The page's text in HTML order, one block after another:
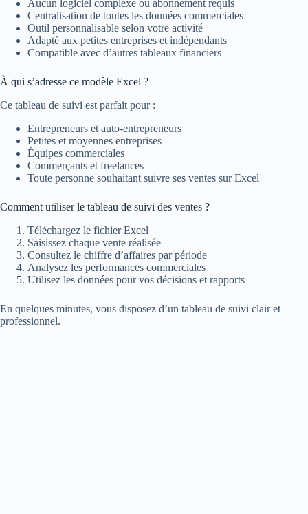
Aucun logiciel complexe ou abonnement requis
Centralisation de toutes les données commerciales
Outil personnalisable selon votre activité
Adapté aux petites entreprises et indépendants
Compatible avec d’autres tableaux financiers
À qui s’adresse ce modèle Excel ?
Ce tableau de suivi est parfait pour :
Entrepreneurs et auto-entrepreneurs
Petites et moyennes entreprises
Équipes commerciales
Commerçants et freelances
Toute personne souhaitant suivre ses ventes sur Excel
Comment utiliser le tableau de suivi des ventes ?
Téléchargez le fichier Excel
Saisissez chaque vente réalisée
Consultez le chiffre d’affaires par période
Analysez les performances commerciales
Utilisez les données pour vos décisions et rapports
En quelques minutes, vous disposez d’un tableau de suivi clair et
professionnel.